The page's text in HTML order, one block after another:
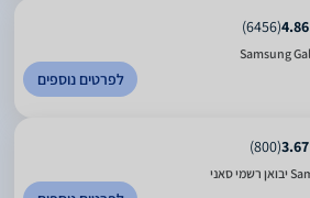
4.86
(
6456
)
לפרטים נוספים
3.67
(
800
)